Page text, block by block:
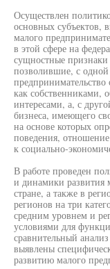
Осуществлен
основных субъектов,
малого
в этой сфере на
сущностные
позволившие, с
как собственниками,
интересами, а, с
бизнеса, имеющего
на основе которых
поведения,
к социально-
В работе проведен
и динамики развития
стране, а также в
регионов на три
средним уровнем и
условиями для
сравнительный
выявлены
развитию малого